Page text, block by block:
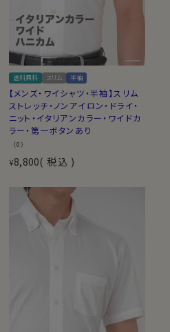
送料無料 スリム 半袖
【メンズ・ワイシャツ・半袖】スリム
ストレッチ・ノンアイロン・ドライ・
ニット・イタリアンカラー・ワイドカ
ラー・第一ボタンあり
（0）
¥8,800 税込